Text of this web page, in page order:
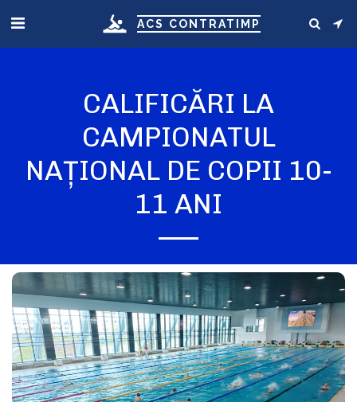
ACS CONTRATIMP
CALIFICĂRI LA
CAMPIONATUL
NAȚIONAL DE COPII 10-
11 ANI